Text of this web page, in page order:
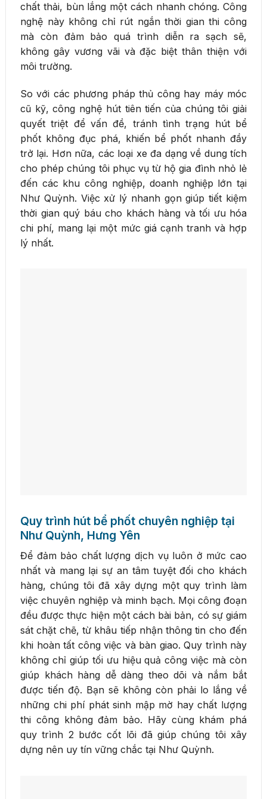
chất thải, bùn lắng một cách nhanh chóng. Công
nghệ này không chỉ rút ngắn thời gian thi công
mà còn đảm bảo quá trình diễn ra sạch sẽ,
không gây vương vãi và đặc biệt thân thiện với
môi trường.
So với các phương pháp thủ công hay máy móc
cũ kỹ, công nghệ hút tiên tiến của chúng tôi giải
quyết triệt để vấn đề, tránh tình trạng hút bể
phốt không đục phá, khiến bể phốt nhanh đầy
trở lại. Hơn nữa, các loại xe đa dạng về dung tích
cho phép chúng tôi phục vụ từ hộ gia đình nhỏ lẻ
đến các khu công nghiệp, doanh nghiệp lớn tại
Như Quỳnh. Việc xử lý nhanh gọn giúp tiết kiệm
thời gian quý báu cho khách hàng và tối ưu hóa
chi phí, mang lại một mức giá cạnh tranh và hợp
lý nhất.
Quy trình hút bể phốt chuyên nghiệp tại
Như Quỳnh, Hưng Yên
Để đảm bảo chất lượng dịch vụ luôn ở mức cao
nhất và mang lại sự an tâm tuyệt đối cho khách
hàng, chúng tôi đã xây dựng một quy trình làm
việc chuyên nghiệp và minh bạch. Mọi công đoạn
đều được thực hiện một cách bài bản, có sự giám
sát chặt chẽ, từ khâu tiếp nhận thông tin cho đến
khi hoàn tất công việc và bàn giao. Quy trình này
không chỉ giúp tối ưu hiệu quả công việc mà còn
giúp khách hàng dễ dàng theo dõi và nắm bắt
được tiến độ. Bạn sẽ không còn phải lo lắng về
những chi phí phát sinh mập mờ hay chất lượng
thi công không đảm bảo. Hãy cùng khám phá
quy trình 2 bước cốt lõi đã giúp chúng tôi xây
dựng nên uy tín vững chắc tại Như Quỳnh.